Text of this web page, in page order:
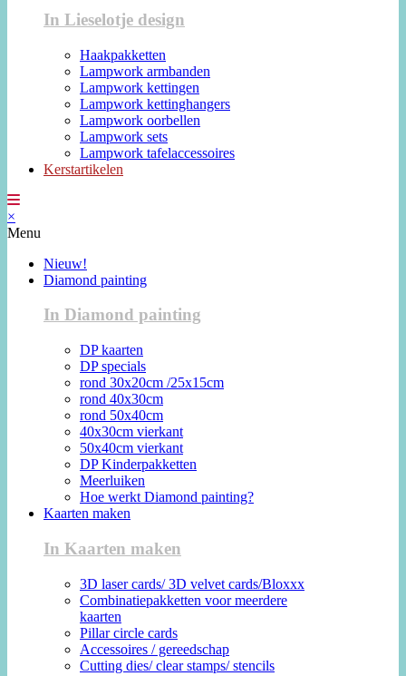
In Lieselotje design
Haakpakketten
Lampwork armbanden
Lampwork kettingen
Lampwork kettinghangers
Lampwork oorbellen
Lampwork sets
Lampwork tafelaccessoires
Kerstartikelen
×
Menu
Nieuw!
Diamond painting
In Diamond painting
DP kaarten
DP specials
rond 30x20cm /25x15cm
rond 40x30cm
rond 50x40cm
40x30cm vierkant
50x40cm vierkant
DP Kinderpakketten
Meerluiken
Hoe werkt Diamond painting?
Kaarten maken
In Kaarten maken
3D laser cards/ 3D velvet cards/Bloxxx
Combinatiepakketten voor meerdere
kaarten
Pillar circle cards
Accessoires / gereedschap
Cutting dies/ clear stamps/ stencils